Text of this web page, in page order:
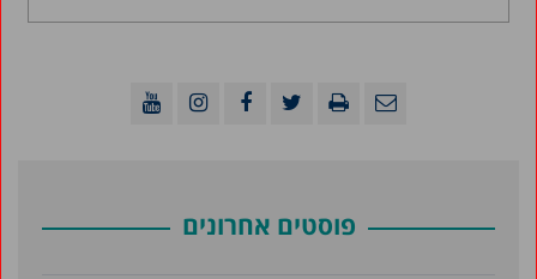
פוסטים אחרונים